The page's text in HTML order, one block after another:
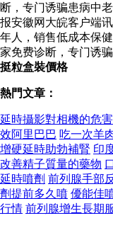
断，专门诱骗患病中
报安徽网大皖客户端
年人，销售低成本保
家免费诊断，专门诱
挺粒盒裝價格
熱門文章：
延時攝影對相機的危害
效阿里巴巴 吃一次羊
增硬延時助勃補腎 印
改善精子質量的藥物
延時噴劑 前列腺手部
劑提前多久噴 優能佳
行情 前列腺增生長期